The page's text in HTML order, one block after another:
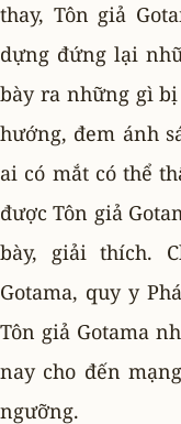
thay, Tôn giả
dựng đứng lại
bày ra những gì
hướng, đem ánh
ai có mắt có thể
được Tôn giả
bày, giải thích.
Gotama, quy y
Tôn giả Gotama
nay cho đến
ngưỡng.